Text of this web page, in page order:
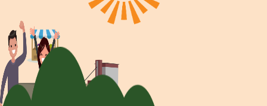
Home
Programma
Sprekers
Blokkenschema